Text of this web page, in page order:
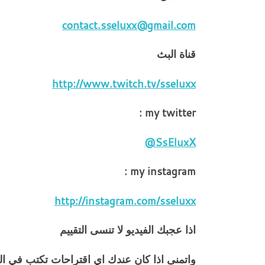
contact.sseluxx@gmail.com
قناة البث
http://www.twitch.tv/sseluxx
my twitter :
SsEluxX@
my instagram :
http://instagram.com/sseluxx
اذا عجبك الفيديو لا تنسى التقييم
واتمنى اذا كان عندك اي اقتراحات تكتب في